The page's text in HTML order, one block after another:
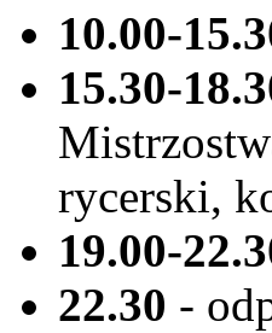
10.00-
15.30-
rycerski,
19.00-
22.30 -